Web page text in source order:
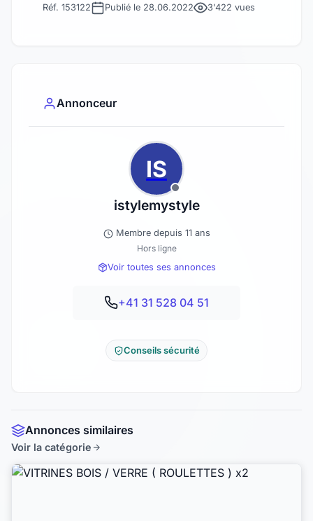
Réf. 153122 Publié le 28.06.2022 3'422 vues
Annonceur
IS
istylemystyle
Membre depuis 11 ans
Hors ligne
Voir toutes ses annonces
+41 31 528 04 51
Conseils sécurité
Annonces similaires
Voir la catégorie